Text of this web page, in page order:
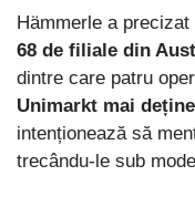
Hämmerle a
68 de filiale din
dintre care patru
Unimarkt mai
intenționează să
trecându-le sub